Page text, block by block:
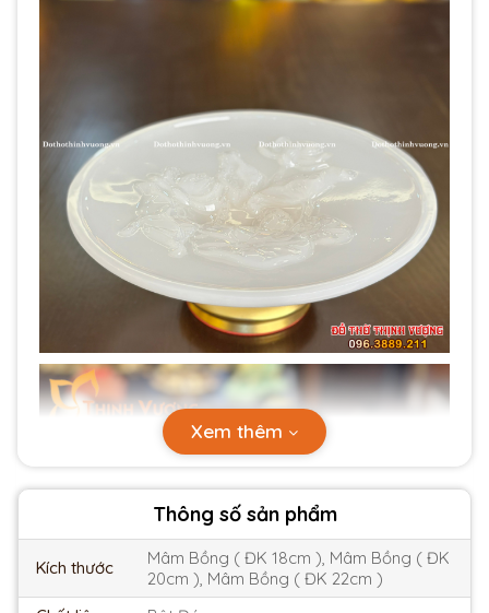
Thông số sản phẩm
Kích thước
Mâm Bồng ( ĐK 18cm ), Mâm Bồng ( ĐK
20cm ), Mâm Bồng ( ĐK 22cm )
Xem thêm